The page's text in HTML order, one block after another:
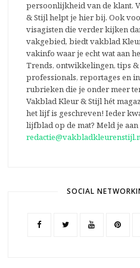
persoonlijkheid van de klant.
& Stijl helpt je hier bij. Ook
visagisten die verder kijken
vakgebied, biedt vakblad
vakinfo waar je echt wat aan
Trends, ontwikkelingen, tips &
professionals, reportages en
rubrieken die je onder meer
Vakblad Kleur & Stijl hét
het lijf is geschreven! Ieder
lijfblad op de mat? Meld je
SOCIAL